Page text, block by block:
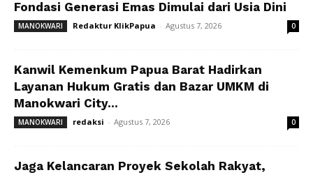
Fondasi Generasi Emas Dimulai dari Usia Dini
MANOKWARI Redaktur KlikPapua - Agustus 7, 2026 0
Kanwil Kemenkum Papua Barat Hadirkan
Layanan Hukum Gratis dan Bazar UMKM di
Manokwari City...
MANOKWARI redaksi - Agustus 7, 2026 0
Jaga Kelancaran Proyek Sekolah Rakyat,